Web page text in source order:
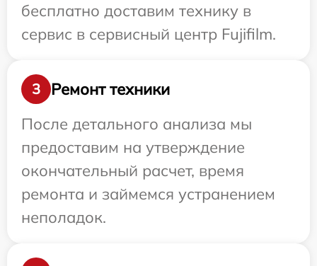
бесплатно доставим технику в
сервис в сервисный центр Fujifilm.
3
Ремонт техники
После детального анализа мы
предоставим на утверждение
окончательный расчет, время
ремонта и займемся устранением
неполадок.